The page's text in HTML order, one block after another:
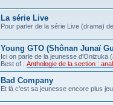
La série Live
Pour parler de la série Live (drama)
Young GTO (Shônan Junaï
Ici on parle de la jeunesse d'Onizuka
Best of : Anthologie de la section :
Bad Company
Et là c'est sa jeunesse encore plus